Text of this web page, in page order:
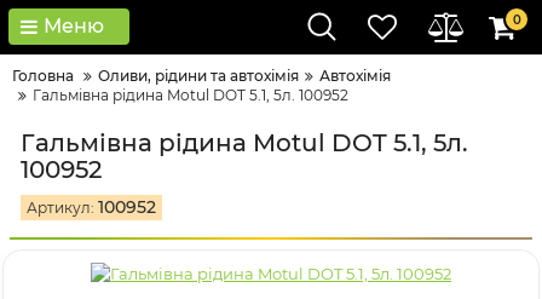
Меню 0
Головна Оливи, рідини та автохімія
Автохімія
Гальмівна рідина Motul DOT 5.1, 5л. 100952
Гальмівна рідина Motul DOT 5.1, 5л.
100952
Артикул: 100952